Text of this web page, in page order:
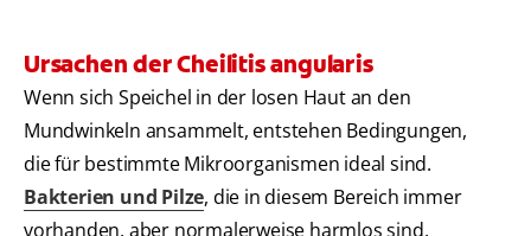
Ursachen der Cheilitis angularis
Wenn sich Speichel in der losen Haut an den
Mundwinkeln ansammelt, entstehen Bedingungen,
die für bestimmte Mikroorganismen ideal sind.
Bakterien und Pilze, die in diesem Bereich immer
vorhanden, aber normalerweise harmlos sind,